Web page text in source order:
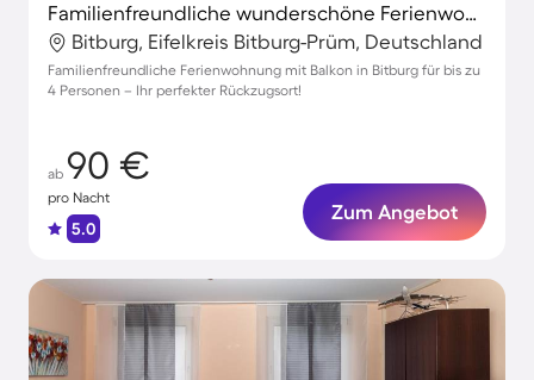
Familienfreundliche wunderschöne Ferienwohnung mit Terrasse
Bitburg, Eifelkreis Bitburg-Prüm, Deutschland
Familienfreundliche Ferienwohnung mit Balkon in Bitburg für bis zu
4 Personen – Ihr perfekter Rückzugsort!
ab 90 €
pro Nacht
5.0
Zum Angebot